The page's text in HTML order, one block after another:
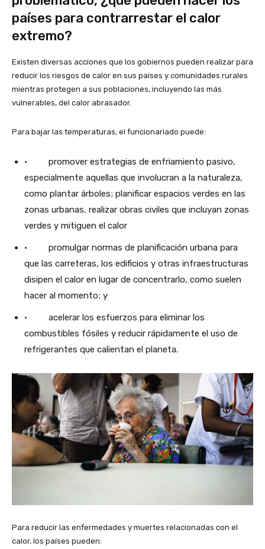
países para contrarrestar el calor
extremo?
Existen diversas acciones que los gobiernos pueden realizar para
reducir los riesgos de calor en sus países y comunidades rurales
mientras protegen a sus poblaciones, incluyendo las más
vulnerables, del calor abrasador.
Para bajar las temperaturas, el funcionariado puede:
· promover estrategias de enfriamiento pasivo,
especialmente aquellas que involucran a la naturaleza,
como plantar árboles; planificar espacios verdes en las
zonas urbanas, realizar obras civiles que incluyan zonas
verdes y mitiguen el calor
· promulgar normas de planificación urbana para
que las carreteras, los edificios y otras infraestructuras
disipen el calor en lugar de concentrarlo, como suelen
hacer al momento; y
· acelerar los esfuerzos para eliminar los
combustibles fósiles y reducir rápidamente el uso de
refrigerantes que calientan el planeta.
Para reducir las enfermedades y muertes relacionadas con el
calor, los países pueden: